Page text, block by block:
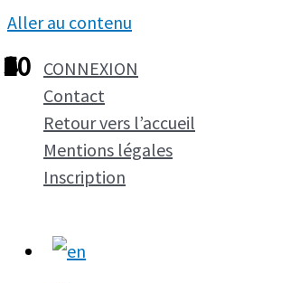
Aller au contenu
CONNEXION
Contact
Retour vers l’accueil
Mentions légales
Inscription
1
2
3
4
5
6
7
8
9
10